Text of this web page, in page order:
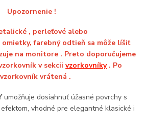
Upozornenie !
, perleťové alebo
farebný odtieň sa môže líšiť
na monitore . Preto doporučujeme
v sekciivzorkovníky. Po
vrátená .
umožňuje dosiahnuť úžasné povrchy s
vhodné pre elegantné klasické i